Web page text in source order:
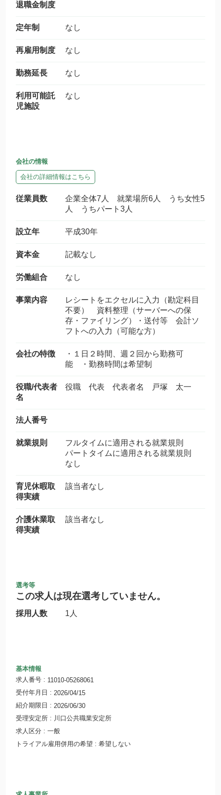
退職金制度
定年制 なし
再雇用制度 なし
勤務延長 なし
利用可能託
児施設
なし
会社の情報
会社の詳細情報はこちら
従業員数
企業全体7人 就業場所6人 うち女性5
人 うちパート3人
設立年 平成30年
資本金 記載なし
労働組合 なし
事業内容
レシートをエクセルに入力（勘定科目
不要） 資料整理（サーバーへの保
存・ファイリング）・送付等 会計ソ
フトへの入力（可能な方）
会社の特徴
・１日２時間、週２回から勤務可
能 ・勤務時間は希望制
役職/代表者
名
役職 代表 代表者名 戸塚 太一
法人番号
就業規則
フルタイムに適用される就業規則
パートタイムに適用される就業規則
なし
育児休暇取
得実績
該当者なし
介護休業取
得実績
該当者なし
選考等
この求人は現在選考していません。
採用人数 1人
基本情報
求人番号
11010-05268061
受付年月日
2026/04/15
紹介期限日
2026/06/30
受理安定所
川口公共職業安定所
求人区分
一般
トライアル雇用併用の希望
希望しない